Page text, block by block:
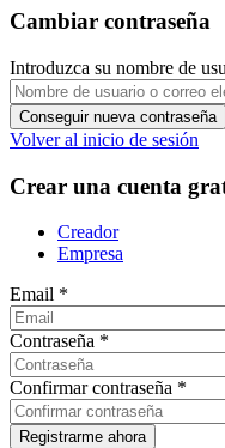
Cambiar contraseña
Introduzca su nombre de
Volver al inicio de sesión
Crear una cuenta
Creador
Empresa
Email *
Contraseña *
Confirmar contraseña *